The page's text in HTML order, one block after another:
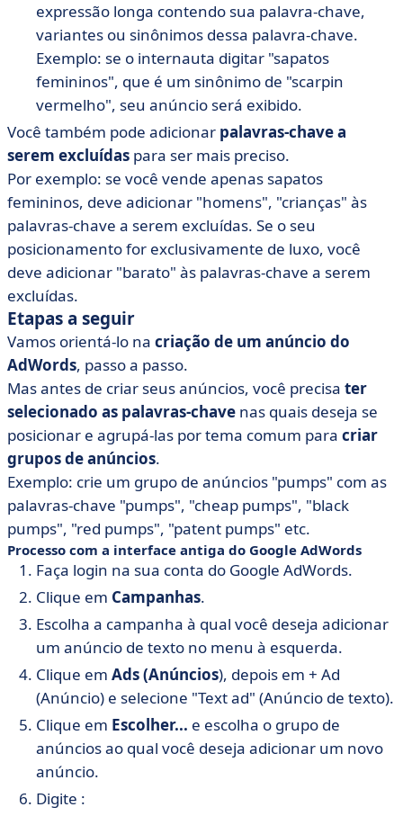
expressão longa contendo sua palavra-chave,
variantes ou sinônimos dessa palavra-chave.
Exemplo: se o internauta digitar "sapatos
femininos", que é um sinônimo de "scarpin
vermelho", seu anúncio será exibido.
Você também pode adicionar palavras-chave a
serem excluídas para ser mais preciso.
Por exemplo: se você vende apenas sapatos
femininos, deve adicionar "homens", "crianças" às
palavras-chave a serem excluídas. Se o seu
posicionamento for exclusivamente de luxo, você
deve adicionar "barato" às palavras-chave a serem
excluídas.
Etapas a seguir
Vamos orientá-lo na criação de um anúncio do
AdWords, passo a passo.
Mas antes de criar seus anúncios, você precisa ter
selecionado as palavras-chave nas quais deseja se
posicionar e agrupá-las por tema comum para criar
grupos de anúncios.
Exemplo: crie um grupo de anúncios "pumps" com as
palavras-chave "pumps", "cheap pumps", "black
pumps", "red pumps", "patent pumps" etc.
Processo com a interface antiga do Google AdWords
Faça login na sua conta do Google AdWords.
Clique em Campanhas.
Escolha a campanha à qual você deseja adicionar
um anúncio de texto no menu à esquerda.
Clique em Ads (Anúncios), depois em + Ad
(Anúncio) e selecione "Text ad" (Anúncio de texto).
Clique em Escolher... e escolha o grupo de
anúncios ao qual você deseja adicionar um novo
anúncio.
Digite :